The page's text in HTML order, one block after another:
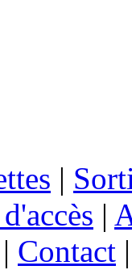
|
|
| Contact